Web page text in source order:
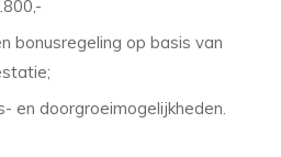
bonusregeling op basis van
en doorgroeimogelijkheden.